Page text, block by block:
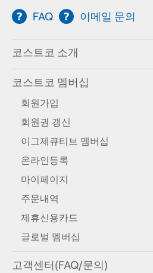
FAQ 이메일 문의
코스트코 소개
코스트코 멤버십
회원가입
회원권 갱신
이그제큐티브 멤버십
온라인등록
마이페이지
주문내역
제휴신용카드
글로벌 멤버십
고객센터(FAQ/문의)